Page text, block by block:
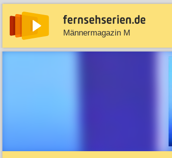
Männermagazin M
News Entdecken Streaming